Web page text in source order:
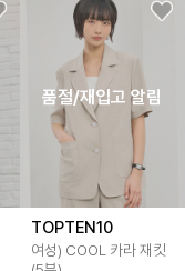
품절/재입고 알림
TOPTEN10
여성) COOL 카라 재킷